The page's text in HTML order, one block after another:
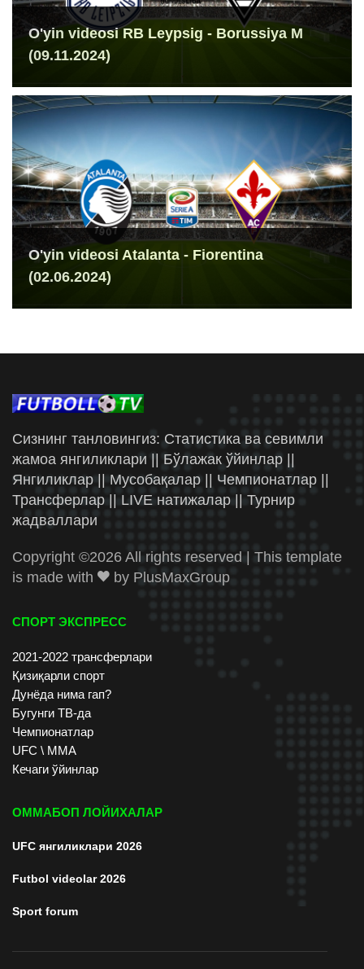
O'yin videosi RB Leypsig - Borussiya M
(09.11.2024)
O'yin videosi Atalanta - Fiorentina
(02.06.2024)
Сизнинг танловингиз: Статистика ва севимли
жамоа янгиликлари || Бўлажак ўйинлар ||
Янгиликлар || Мусобақалар || Чемпионатлар ||
Трансферлар || LIVE натижалар || Турнир
жадваллари
Copyright ©2026 All rights reserved | This template
is made with
by PlusMaxGroup
СПОРТ ЭКСПРЕСС
2021-2022 трансферлари
Қизиқарли спорт
Дунёда нима гап?
Бугунги ТВ-да
Чемпионатлар
UFC \ ММА
Кечаги ўйинлар
ОММАБОП ЛОЙИХАЛАР
UFC янгиликлари 2026
Futbol videolar 2026
Sport forum